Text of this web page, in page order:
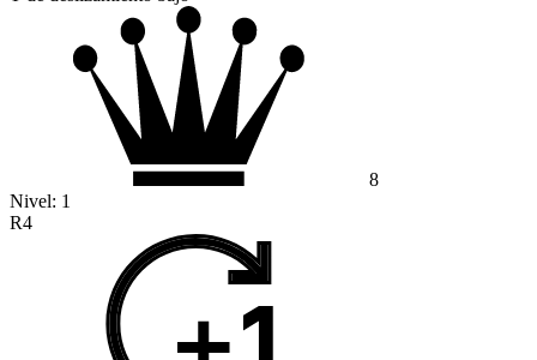
8
Nivel: 1
R4